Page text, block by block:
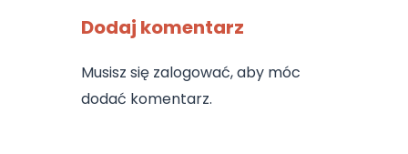
Dodaj komentarz
Musisz się zalogować, aby móc
dodać komentarz.